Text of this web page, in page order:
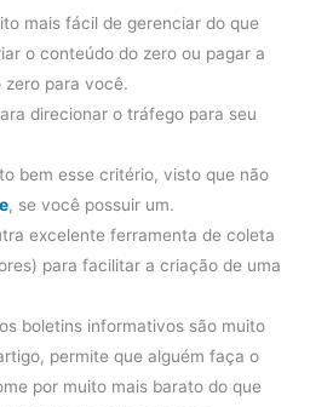
mais fácil de gerenciar do que
o conteúdo do zero ou pagar a
para você.
direcionar o tráfego para seu
bem esse critério, visto que não
, se você possuir um.
excelente ferramenta de coleta
para facilitar a criação de uma
boletins informativos são muito
permite que alguém faça o
por muito mais barato do que